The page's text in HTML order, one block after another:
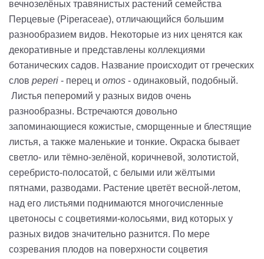
вечнозелёных травянистых растений семейства
Перцевые (Piperaceae), отличающийся большим
разнообразием видов. Некоторые из них ценятся как
декоративные и представлены коллекциями
ботанических садов. Название происходит от греческих
слов peperi - перец и omos - одинаковый, подобный.
Листья пеперомий у разных видов очень
разнообразны. Встречаются довольно
запоминающиеся кожистые, сморщенные и блестящие
листья, а также маленькие и тонкие. Окраска бывает
светло- или тёмно-зелёной, коричневой, золотистой,
серебристо-полосатой, с белыми или жёлтыми
пятнами, разводами. Растение цветёт весной-летом,
над его листьями поднимаются многочисленные
цветоносы с соцветиями-колосьями, вид которых у
разных видов значительно разнится. По мере
созревания плодов на поверхности соцветия